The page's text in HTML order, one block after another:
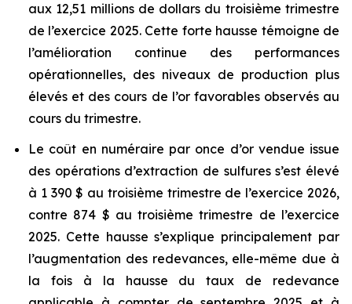
aux 12,51 millions de dollars du troisième trimestre
de l’exercice 2025. Cette forte hausse témoigne de
l’amélioration continue des performances
opérationnelles, des niveaux de production plus
élevés et des cours de l’or favorables observés au
cours du trimestre.
Le coût en numéraire par once d’or vendue issue
des opérations d’extraction de sulfures s’est élevé
à 1 390 $ au troisième trimestre de l’exercice 2026,
contre 874 $ au troisième trimestre de l’exercice
2025. Cette hausse s’explique principalement par
l’augmentation des redevances, elle-même due à
la fois à la hausse du taux de redevance